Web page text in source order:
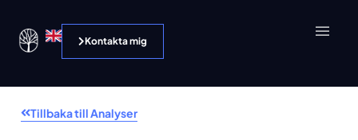
Kontakta mig
Tillbaka till Analyser